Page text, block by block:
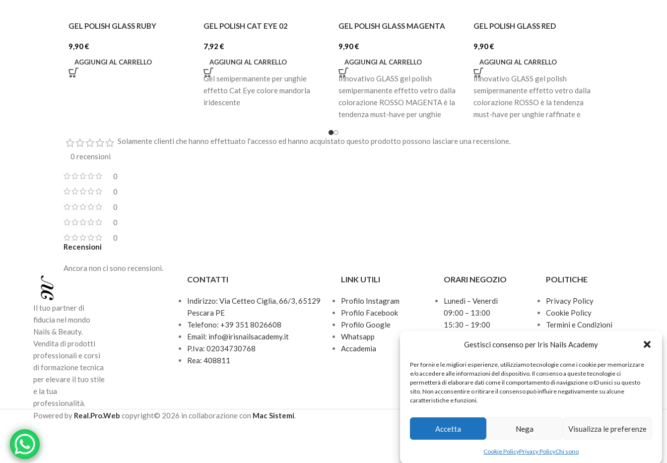
Gestisci consenso per Iris Nails Academy
Per fornire le migliori esperienze, utilizziamo tecnologie come i cookie per memorizzare
e/o accedere alle informazioni del dispositivo. Il consenso a queste tecnologie ci
permetterà di elaborare dati come il comportamento di navigazione o ID unici su questo
sito. Non acconsentire o ritirare il consenso può influire negativamente su alcune
caratteristiche e funzioni.
Accetta Nega Visualizza le preferenze
Cookie PolicyPrivacy PolicyChi sono
GEL POLISH GLASS RUBY
9,90€
AGGIUNGI AL CARRELLO
GEL POLISH CAT EYE 02
7,92 €
AGGIUNGI AL CARRELLO
Gel semipermanente per unghie
effetto Cat Eye colore mandorla
iridescente
GEL POLISH GLASS MAGENTA
9,90€
AGGIUNGI AL CARRELLO
Innovativo GLASS gel polish
semipermanente effetto vetro dalla
colorazione ROSSO MAGENTA è la
tendenza must-have per unghie
GEL POLISH GLASS RED
9,90€
AGGIUNGI AL CARRELLO
Innovativo GLASS gel polish
semipermanente effetto vetro dalla
colorazione ROSSO è la tendenza
must-have per unghie raffinate e
0 recensioni
0
0
0
0
0
Recensioni
Ancora non ci sono recensioni.
Solamente clienti che hanno effettuato l'accesso ed hanno acquistato questo prodotto possono lasciare una recensione.
Il tuo partner di
fiducia nel mondo
Nails & Beauty.
Vendita di prodotti
professionali e corsi
di formazione tecnica
per elevare il tuo stile
e la tua
professionalità.
CONTATTI
Indirizzo: Via Cetteo Ciglia, 66/3, 65129
Pescara PE
Telefono: +39 351 8026608
Email: info@irisnailsacademy.it
P.Iva: 02034730768
Rea: 408811
LINK UTILI
Profilo Instagram
Profilo Facebook
Profilo Google
Whatsapp
Accademia
ORARI NEGOZIO
Lunedì – Venerdì
09:00 – 13:00
15:30 – 19:00
10:00 – 13:00
Domenica
Chiuso
POLITICHE
Privacy Policy
Cookie Policy
Termini e Condizioni
Powered by Real.Pro.Web copyright© 2026 in collaborazione con Mac Sistemi.